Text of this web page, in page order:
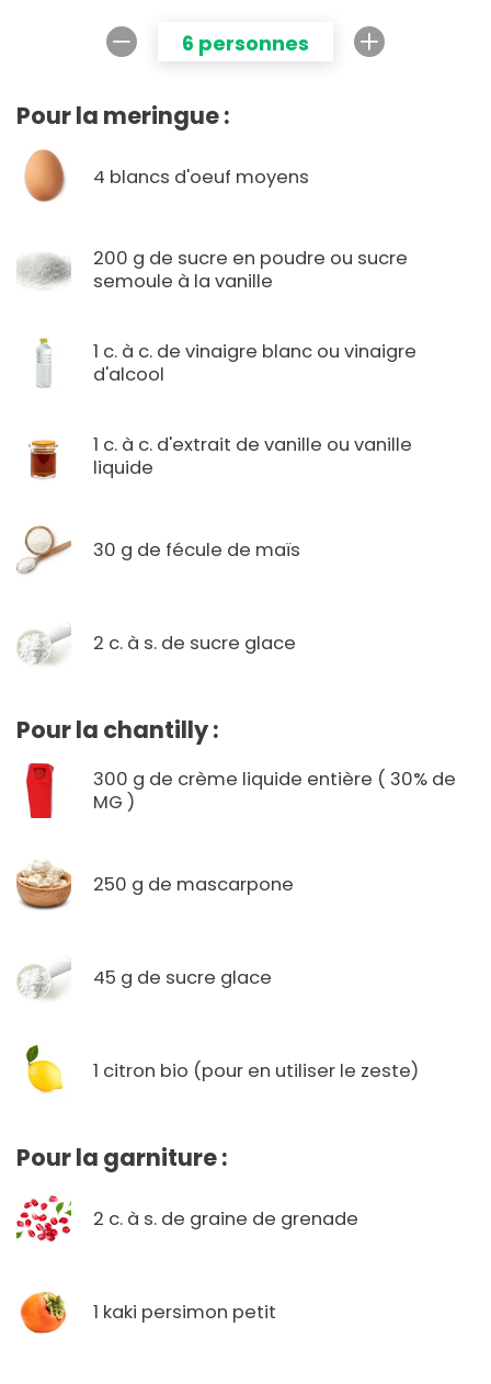
6 personnes
Pour la meringue :
4 blancs d'oeuf moyens
200 g de sucre en poudre ou sucre
semoule à la vanille
1 c. à c. de vinaigre blanc ou vinaigre
d'alcool
1 c. à c. d'extrait de vanille ou vanille
liquide
30 g de fécule de maïs
2 c. à s. de sucre glace
Pour la chantilly :
300 g de crème liquide entière ( 30% de
MG )
250 g de mascarpone
45 g de sucre glace
1 citron bio (pour en utiliser le zeste)
Pour la garniture :
2 c. à s. de graine de grenade
1 kaki persimon petit